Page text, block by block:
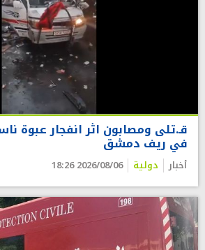
قـ.تلى ومصابون اثر انفجار عبوة
في ريف دمشق
أخبار دولية 2026/08/06 18:26